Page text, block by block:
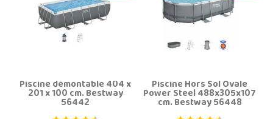
Piscine démontable 404 x
201 x 100 cm. Bestway
56442
Piscine Hors Sol Ovale
Power Steel 488x305x107
cm. Bestway 56448